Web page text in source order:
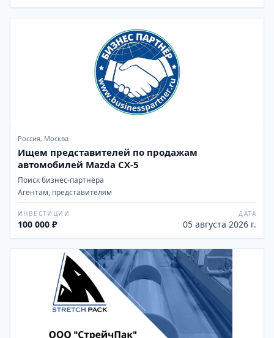
Россия, Москва
Ищем представителей по продажам
автомобилей Mazda CX-5
Поиск бизнес-партнёра
Агентам, представителям
ИНВЕСТИЦИИ
100 000 ₽
ДАТА
05 августа 2026 г.